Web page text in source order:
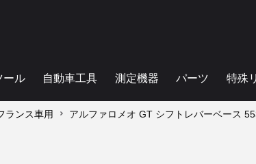
ール 自動車工具 測定機器 パーツ 特殊
ランス車用 アルファロメオ GT シフトレバーベース